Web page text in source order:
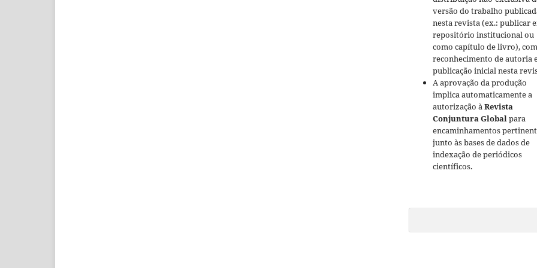
versão do trabalho
nesta revista (ex.: publicar
repositório institucional ou
como capítulo de livro), com
reconhecimento de autoria
publicação inicial nesta
A aprovação da produção
implica automaticamente a
autorização àRevista
Conjuntura Globalpara
encaminhamentos
junto às bases de dados de
indexação de periódicos
científicos.